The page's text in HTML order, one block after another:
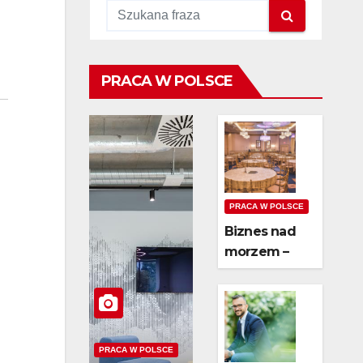
PRACA W POLSCE
PRACA W POLSCE
PRACA W POLSCE
Biznes nad
morzem –
czy wynajem
domków jest
opłacalny?